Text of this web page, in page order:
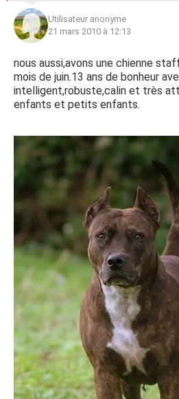
Utilisateur anonyme
21 mars 2010 à 12:13
nous aussi,avons une chienne
mois de juin.13 ans de bonheur
intelligent,robuste,calin et très
enfants et petits enfants.